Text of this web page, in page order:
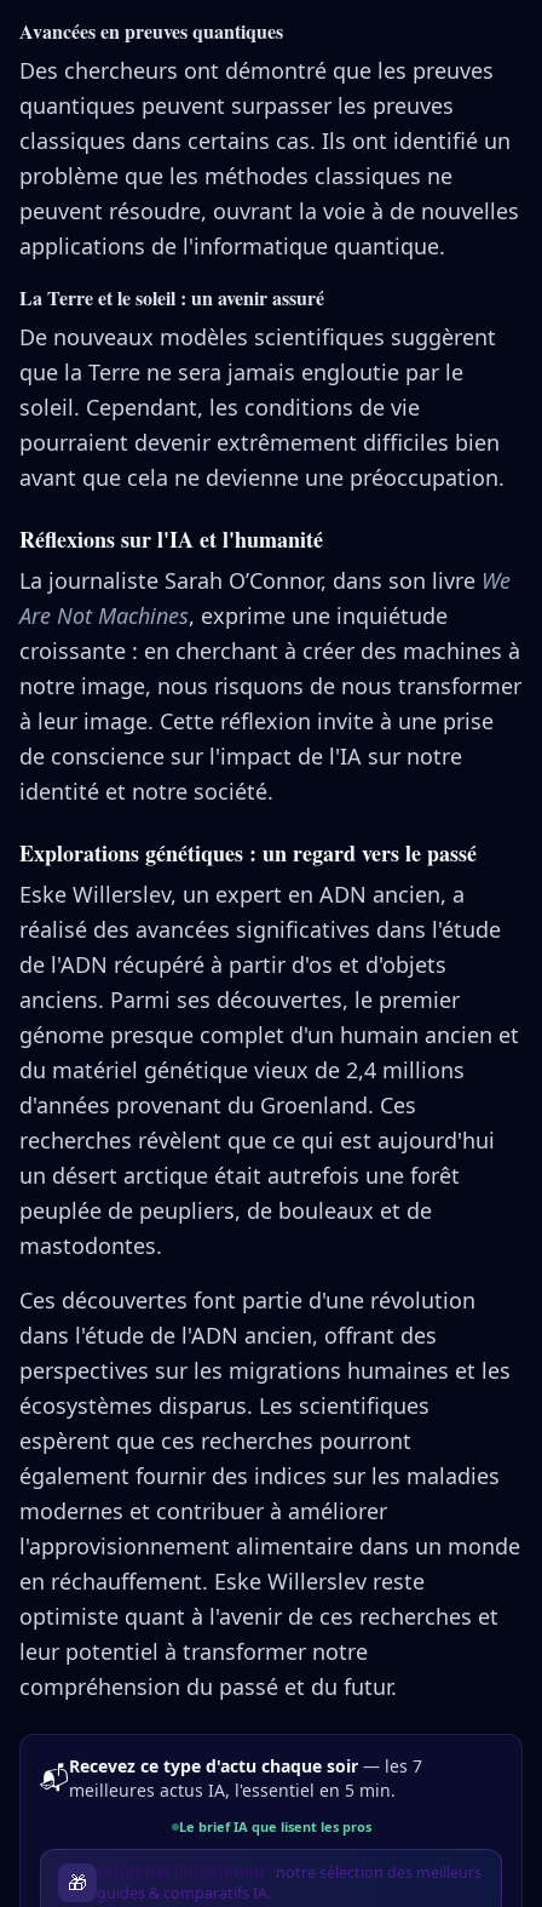
Avancées en preuves quantiques
Des chercheurs ont démontré que les preuves
quantiques peuvent surpasser les preuves
classiques dans certains cas. Ils ont identifié un
problème que les méthodes classiques ne
peuvent résoudre, ouvrant la voie à de nouvelles
applications de l'informatique quantique.
La Terre et le soleil : un avenir assuré
De nouveaux modèles scientifiques suggèrent
que la Terre ne sera jamais engloutie par le
soleil. Cependant, les conditions de vie
pourraient devenir extrêmement difficiles bien
avant que cela ne devienne une préoccupation.
Réflexions sur l'IA et l'humanité
La journaliste Sarah O’Connor, dans son livre We
Are Not Machines, exprime une inquiétude
croissante : en cherchant à créer des machines à
notre image, nous risquons de nous transformer
à leur image. Cette réflexion invite à une prise
de conscience sur l'impact de l'IA sur notre
identité et notre société.
Explorations génétiques : un regard vers le passé
Eske Willerslev, un expert en ADN ancien, a
réalisé des avancées significatives dans l'étude
de l'ADN récupéré à partir d'os et d'objets
anciens. Parmi ses découvertes, le premier
génome presque complet d'un humain ancien et
du matériel génétique vieux de 2,4 millions
d'années provenant du Groenland. Ces
recherches révèlent que ce qui est aujourd'hui
un désert arctique était autrefois une forêt
peuplée de peupliers, de bouleaux et de
mastodontes.
Ces découvertes font partie d'une révolution
dans l'étude de l'ADN ancien, offrant des
perspectives sur les migrations humaines et les
écosystèmes disparus. Les scientifiques
espèrent que ces recherches pourront
également fournir des indices sur les maladies
modernes et contribuer à améliorer
l'approvisionnement alimentaire dans un monde
en réchauffement. Eske Willerslev reste
optimiste quant à l'avenir de ces recherches et
leur potentiel à transformer notre
compréhension du passé et du futur.
📬Recevez ce type d'actu chaque soir — les 7
meilleures actus IA, l'essentiel en 5 min.
Le brief IA que lisent les pros
🎁 Inclus dès l'inscription : notre sélection des meilleurs
guides & comparatifs IA.